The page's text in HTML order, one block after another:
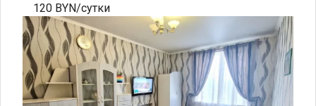
120 BYN/сутки